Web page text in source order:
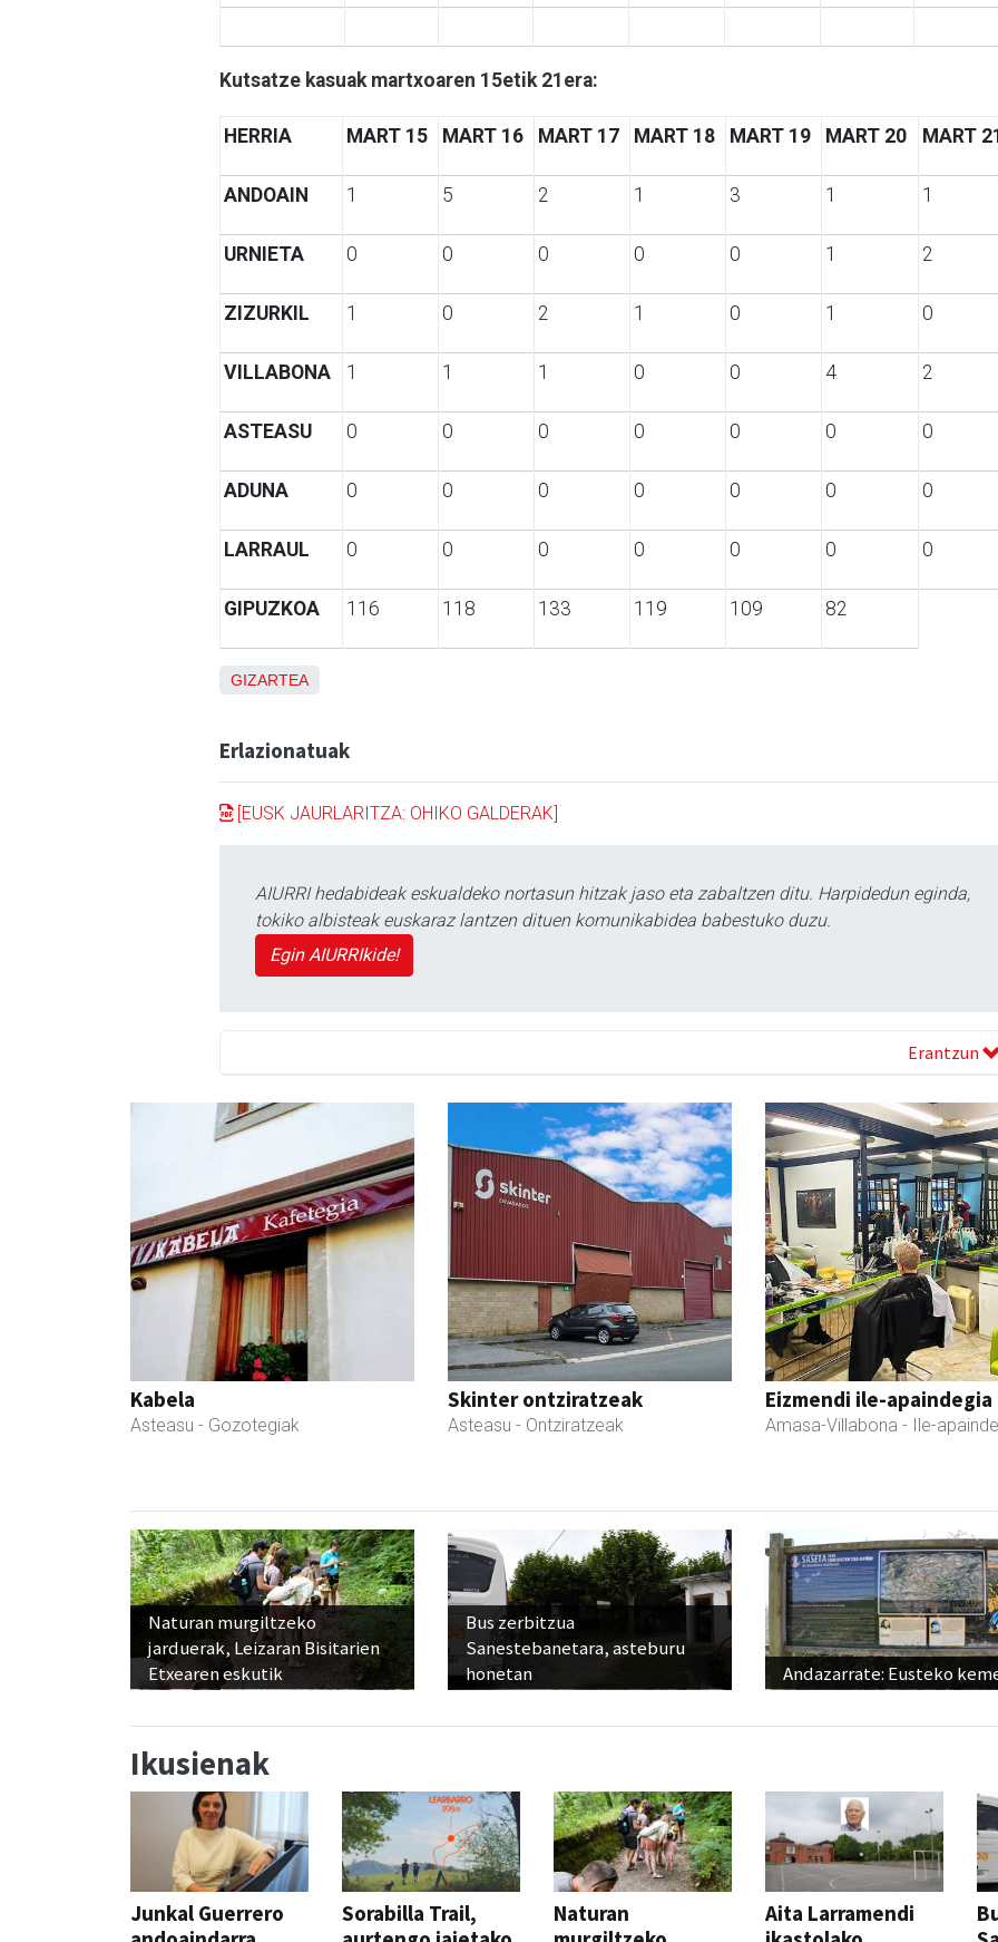
Kutsatze kasuak martxoaren 15etik 21era:
HERRIA MART 15 MART 16 MART 17 MART 18 MART 19 MART 20 MART
ANDOAIN 1 5 2 1 3 1 1
URNIETA 0 0 0 0 0 1 2
ZIZURKIL 1 0 2 1 0 1 0
VILLABONA 1 1 1 0 0 4 2
ASTEASU 0 0 0 0 0 0 0
ADUNA 0 0 0 0 0 0 0
LARRAUL 0 0 0 0 0 0 0
GIPUZKOA 116 118 133 119 109 82
GIZARTEA
Erlazionatuak
[EUSK JAURLARITZA: OHIKO GALDERAK]
AIURRI hedabideak eskualdeko nortasun hitzak jaso eta zabaltzen ditu. Harpidedun eginda,
tokiko albisteak euskaraz lantzen dituen komunikabidea babestuko duzu.
Egin AIURRIkide!
Erantzun
Kabela
Asteasu - Gozotegiak
Skinter ontziratzeak
Asteasu - Ontziratzeak
Eizmendi ile-apaindegia
Amasa-Villabona - Ile-
Naturan murgiltzeko
jarduerak, Leizaran Bisitarien
Etxearen eskutik
Bus zerbitzua
Sanestebanetara, asteburu
honetan
Andazarrate: Eusteko
Ikusienak
Junkal Guerrero
Sorabilla Trail,
Naturan
Aita Larramendi